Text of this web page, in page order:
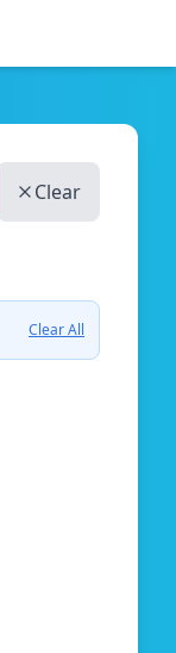
Clear
Clear All